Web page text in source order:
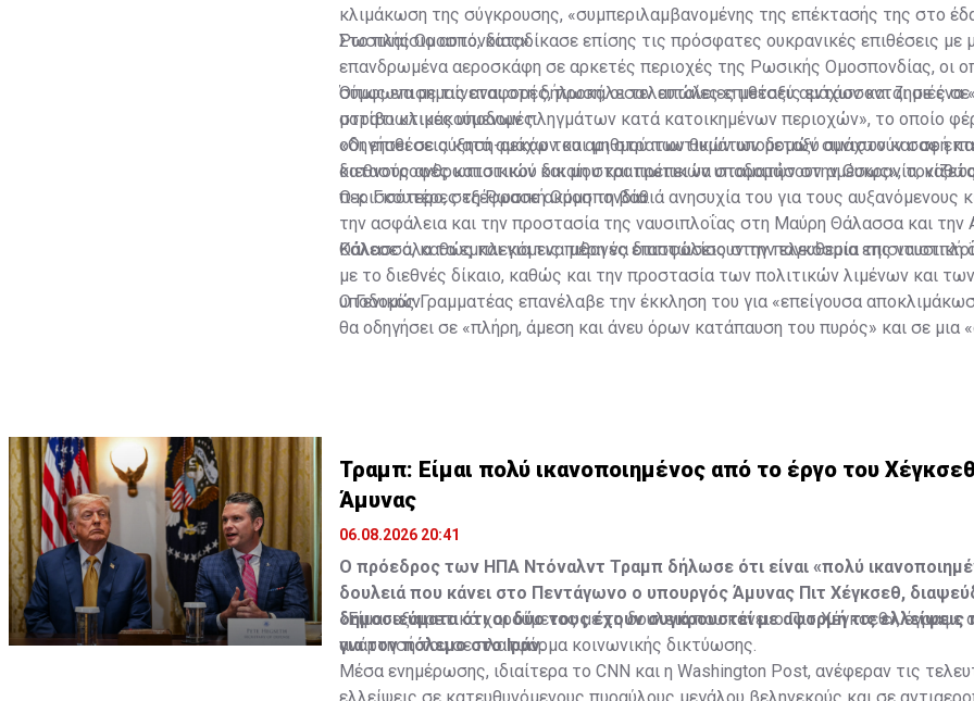
κλιμάκωση της σύγκρουσης, «συμπεριλαμβανομένης της επέκτασής της στο
Ρωσικής Ομοσπονδίας».
Στο πλαίσιο αυτό, καταδίκασε επίσης τις πρόσφατες ουκρανικές επιθέσεις με
επανδρωμένα αεροσκάφη σε αρκετές περιοχές της Ρωσικής Ομοσπονδίας, οι
σύμφωνα με τις αναφορές, προκάλεσαν απώλειες μεταξύ αμάχων και ζημιές σε
στρατιωτικές υποδομές.
Όπως επισημαίνεται στη δήλωση, οι τελευταίες επιθέσεις εντάσσονται σε ένα
μοτίβο κλιμακούμενων πληγμάτων κατά κατοικημένων περιοχών», το οποίο
οδηγήσει σε αύξηση-ρεκόρ του αριθμού των θυμάτων μεταξύ αμάχων και σε
καταστροφές κατοικιών και μη στρατιωτικών υποδομών στην Ουκρανία,
περισσότερο, στη Ρωσική Ομοσπονδία.
«Οι επιθέσεις κατά αμάχων και μη στρατιωτικών υποδομών συνιστούν σαφή
διεθνούς ανθρωπιστικού δικαίου και πρέπει να σταματήσουν αμέσως»,
Ο κ. Γκουτέρες εξέφρασε ακόμη τη βαθιά ανησυχία του για τους αυξανόμενους
την ασφάλεια και την προστασία της ναυσιπλοΐας στη Μαύρη Θάλασσα και την
Θάλασσα, καθώς και για τις πιθανές επιπτώσεις στην παγκόσμια επισιτιστική
Κάλεσε όλα τα εμπλεκόμενα μέρη να διασφαλίσουν την ελευθερία της
με το διεθνές δίκαιο, καθώς και την προστασία των πολιτικών λιμένων και
υποδομών.
Ο Γενικός Γραμματέας επανέλαβε την έκκληση του για «επείγουσα
θα οδηγήσει σε «πλήρη, άμεση και άνευ όρων κατάπαυση του πυρός» και σε μια
Πηγή: ΚΥΠΕ
Τραμπ: Είμαι πολύ ικανοποιημένος από το έργο του
Άμυνας
06.08.2026 20:41
Ο πρόεδρος των ΗΠΑ Ντόναλντ Τραμπ δήλωσε ότι είναι «πολύ
δουλειά που κάνει στο Πεντάγωνο ο υπουργός Άμυνας Πιτ Χέγκσεθ,
δημοσιεύματα ότι οι δύο τους έχουν συγκρουστεί με αφορμή τις
για τον πόλεμο στο Ιράν.
«Είμαι εξαιρετικά χαρούμενος με τη δουλειά που κάνει ο Πιτ Χέγκσεθ», έγραψε
ανάρτησή του σε πλατφόρμα κοινωνικής δικτύωσης.
Μέσα ενημέρωσης, ιδιαίτερα το CNN και η Washington Post, ανέφεραν τις
ελλείψεις σε κατευθυνόμενους πυραύλους μεγάλου βεληνεκούς και σε